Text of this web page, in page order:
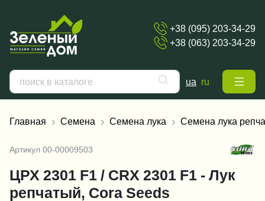
+38 (095) 203-34-29
+38 (063) 203-34-29
ua ru
Главная Семена Семена лука Семена лука
Артикул 00-00009503
ЦРХ 2301 F1 / CRX 2301 F1 - Лук
репчатый, Cora Seeds